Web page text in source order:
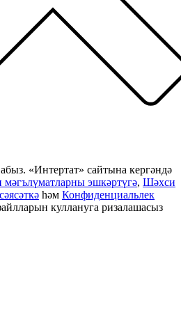
«Интертат» сайтына кергәндә
мәгълүматларны эшкәртүгә, Шәхси
һәм Конфиденциальлек
куллануга ризалашасыз